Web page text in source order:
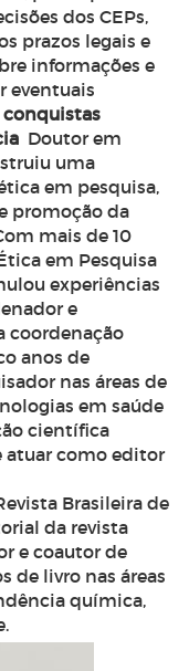
dos CEPs,
prazos legais e
informações e
eventuais
Doutor em
uma
em pesquisa,
promoção da
mais de 10
em Pesquisa
experiências
e
coordenação
anos de
nas áreas de
em saúde
científica
atuar como editor
Brasileira de
da revista
e coautor de
de livro nas áreas
química,